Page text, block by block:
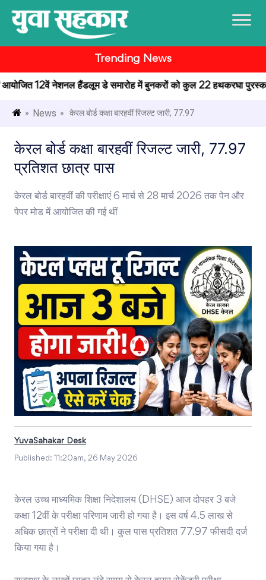
Trending News
12वें नेशनल हैंडलूम डे समारोह में बुनकरों को कुल 22 हथकरघा पुरस्कार
» News » केरल बोर्ड कक्षा बारहवीं रिजल्ट जारी, 77.97
केरल बोर्ड कक्षा बारहवीं रिजल्ट जारी, 77.97
प्रतिशत छात्र पास
केरल बोर्ड बारहवीं की परीक्षाएं 6 मार्च से 28 मार्च 2026 तक पेन और
पेपर मोड में आयोजित की गई थीं
YuvaSahakar Desk
Published: 11:20am, 26 May 2026
केरल उच्च माध्यमिक शिक्षा निदेशालय (DHSE) आज दोपहर 3 बजे
कक्षा 12वीं के परीक्षा परिणाम जारी हो गया है। इस वर्ष 4.5 लाख से
अधिक छात्रों ने परीक्षा दी थी। कुल पास प्रतिशत 77.97 फीसदी दर्ज
किया गया है।